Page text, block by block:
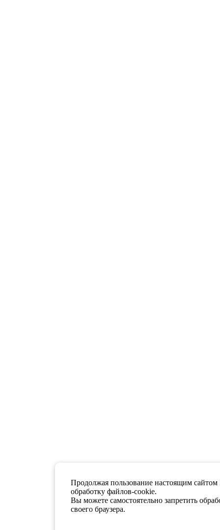
Продолжая пользование настоящим
обработку файлов-cookie.
Вы можете самостоятельно запретить
своего браузера.